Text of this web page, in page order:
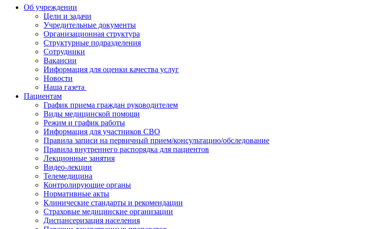
Об учреждении
Цели и задачи
Учредительные документы
Организационная структура
Структурные подразделения
Сотрудники
Вакансии
Информация для оценки качества услуг
Новости
​​Наша газета
Пациентам
График приема граждан руководителем
Виды медицинской помощи
Режим и график работы
Информация для участников СВО
Правила записи на первичный прием/консультацию/обследование
Правила внутреннего распорядка для пациентов
Лекционные занятия
Видео-лекции
Телемедицина
Контролирующие органы
Нормативные акты
Клинические стандарты и рекомендации
Страховые медицинские организации
Диспансеризация населения